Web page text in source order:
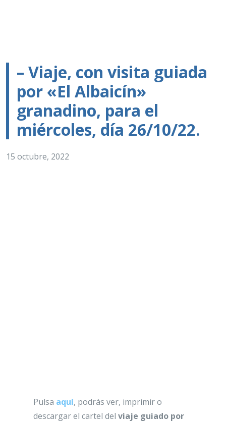
– Viaje, con visita guiada
por «El Albaicín»
granadino, para el
miércoles, día 26/10/22.
15 octubre, 2022
Pulsa aquí, podrás ver, imprimir o
descargar el cartel del viaje guiado por